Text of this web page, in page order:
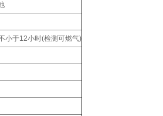
小于12小时(检测可燃气)